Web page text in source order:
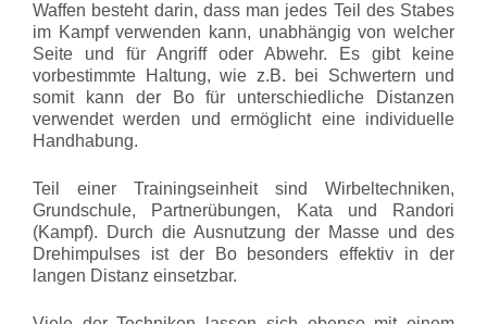
Waffen besteht darin, dass man jedes Teil des Stabes
im Kampf verwenden kann, unabhängig von welcher
Seite und für Angriff oder Abwehr. Es gibt keine
vorbestimmte Haltung, wie z.B. bei Schwertern und
somit kann der Bo für unterschiedliche Distanzen
verwendet werden und ermöglicht eine individuelle
Handhabung.
Teil einer Trainingseinheit sind Wirbeltechniken,
Grundschule, Partnerübungen, Kata und Randori
(Kampf). Durch die Ausnutzung der Masse und des
Drehimpulses ist der Bo besonders effektiv in der
langen Distanz einsetzbar.